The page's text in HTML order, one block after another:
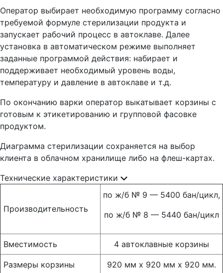
Оператор выбирает необходимую программу согласно
требуемой формуле стерилизации продукта и
запускает рабочий процесс в автоклаве. Далее
установка в автоматическом режиме выполняет
заданные программой действия: набирает и
поддерживает необходимый уровень воды,
температуру и давление в автоклаве и т.д.
По окончанию варки оператор выкатывает корзины с
готовым к этикетированию и групповой фасовке
продуктом.
Диаграмма стерилизации сохраняется на выбор
клиента в облачном хранилище либо на флеш-картах.
Технические характеристики
Производительность
по ж/б № 9 — 5400 бан/цикл,
по ж/б № 8 — 5440 бан/цикл
Вместимость 4 автоклавные корзины
Размеры корзины 920 мм х 920 мм х 920 мм.